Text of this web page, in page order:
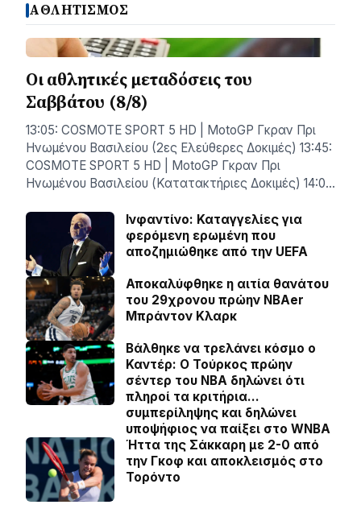
ΑΘΛΗΤΙΣΜΟΣ
Οι αθλητικές μεταδόσεις του
Σαββάτου (8/8)
13:05: COSMOTE SPORT 5 HD | MotoGP Γκραν Πρι
Ηνωμένου Βασιλείου (2ες Ελεύθερες Δοκιμές) 13:45:
COSMOTE SPORT 5 HD | MotoGP Γκραν Πρι
Ηνωμένου Βασιλείου (Κατατακτήριες Δοκιμές) 14:0…
Ινφαντίνο: Καταγγελίες για
φερόμενη ερωμένη που
αποζημιώθηκε από την UEFA
Αποκαλύφθηκε η αιτία θανάτου
του 29χρονου πρώην NBAer
Μπράντον Κλαρκ
Βάλθηκε να τρελάνει κόσμο ο
Καντέρ: Ο Τούρκος πρώην
σέντερ του NBA δηλώνει ότι
πληροί τα κριτήρια…
συμπερίληψης και δηλώνει
υποψήφιος να παίξει στο WNBA
Ήττα της Σάκκαρη με 2-0 από
την Γκοφ και αποκλεισμός στο
Τορόντο